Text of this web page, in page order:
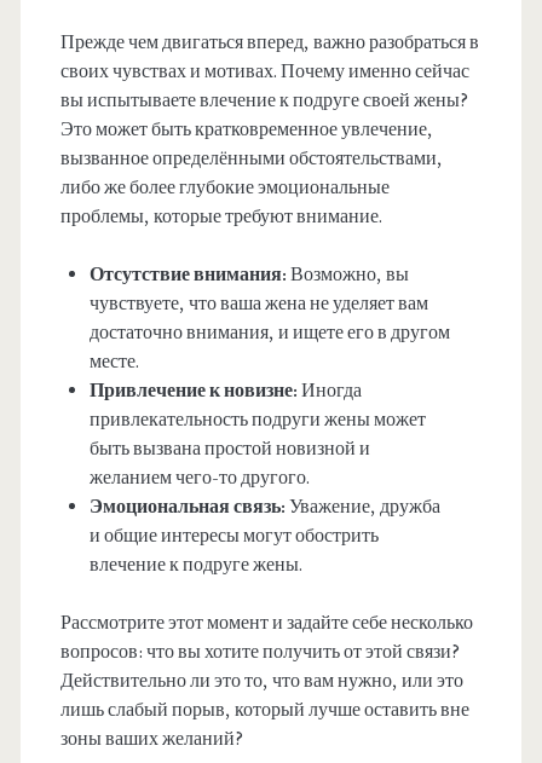
Прежде чем двигаться вперед, важно разобраться в
своих чувствах и мотивах. Почему именно сейчас
вы испытываете влечение к подруге своей жены?
Это может быть кратковременное увлечение,
вызванное определёнными обстоятельствами,
либо же более глубокие эмоциональные
проблемы, которые требуют внимание.
Отсутствие внимания: Возможно, вы
чувствуете, что ваша жена не уделяет вам
достаточно внимания, и ищете его в другом
месте.
Привлечение к новизне: Иногда
привлекательность подруги жены может
быть вызвана простой новизной и
желанием чего-то другого.
Эмоциональная связь: Уважение, дружба
и общие интересы могут обострить
влечение к подруге жены.
Рассмотрите этот момент и задайте себе несколько
вопросов: что вы хотите получить от этой связи?
Действительно ли это то, что вам нужно, или это
лишь слабый порыв, который лучше оставить вне
зоны ваших желаний?